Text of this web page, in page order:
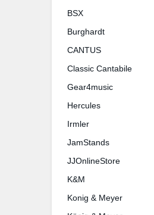
BSX
Burg­hardt
CANTUS
Classic Cantabile
Gear4music
Hercules
Irmler
JamStands
JJOnlineStore
K&M
Konig & Meyer